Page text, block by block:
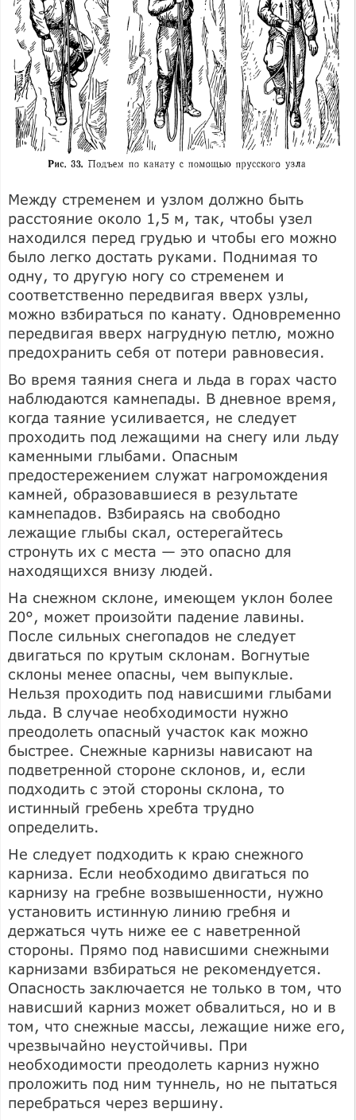
Между стременем и узлом должно быть
расстояние около 1,5 м, так, чтобы узел
находился перед грудью и чтобы его можно
было легко достать руками. Поднимая то
одну, то другую ногу со стременем и
соответственно передвигая вверх узлы,
можно взбираться по канату. Одновременно
передвигая вверх нагрудную петлю, можно
предохранить себя от потери равновесия.
Во время таяния снега и льда в горах часто
наблюдаются камнепады. В дневное время,
когда таяние усиливается, не следует
проходить под лежащими на снегу или льду
каменными глыбами. Опасным
предостережением служат нагромождения
камней, образовавшиеся в результате
камнепадов. Взбираясь на свободно
лежащие глыбы скал, остерегайтесь
стронуть их с места — это опасно для
находящихся внизу людей.
На снежном склоне, имеющем уклон более
20°, может произойти падение лавины.
После сильных снегопадов не следует
двигаться по крутым склонам. Вогнутые
склоны менее опасны, чем выпуклые.
Нельзя проходить под нависшими глыбами
льда. В случае необходимости нужно
преодолеть опасный участок как можно
быстрее. Снежные карнизы нависают на
подветренной стороне склонов, и, если
подходить с этой стороны склона, то
истинный гребень хребта трудно
определить.
Не следует подходить к краю снежного
карниза. Если необходимо двигаться по
карнизу на гребне возвышенности, нужно
установить истинную линию гребня и
держаться чуть ниже ее с наветренной
стороны. Прямо под нависшими снежными
карнизами взбираться не рекомендуется.
Опасность заключается не только в том, что
нависший карниз может обвалиться, но и в
том, что снежные массы, лежащие ниже его,
чрезвычайно неустойчивы. При
необходимости преодолеть карниз нужно
проложить под ним туннель, но не пытаться
перебраться через вершину.